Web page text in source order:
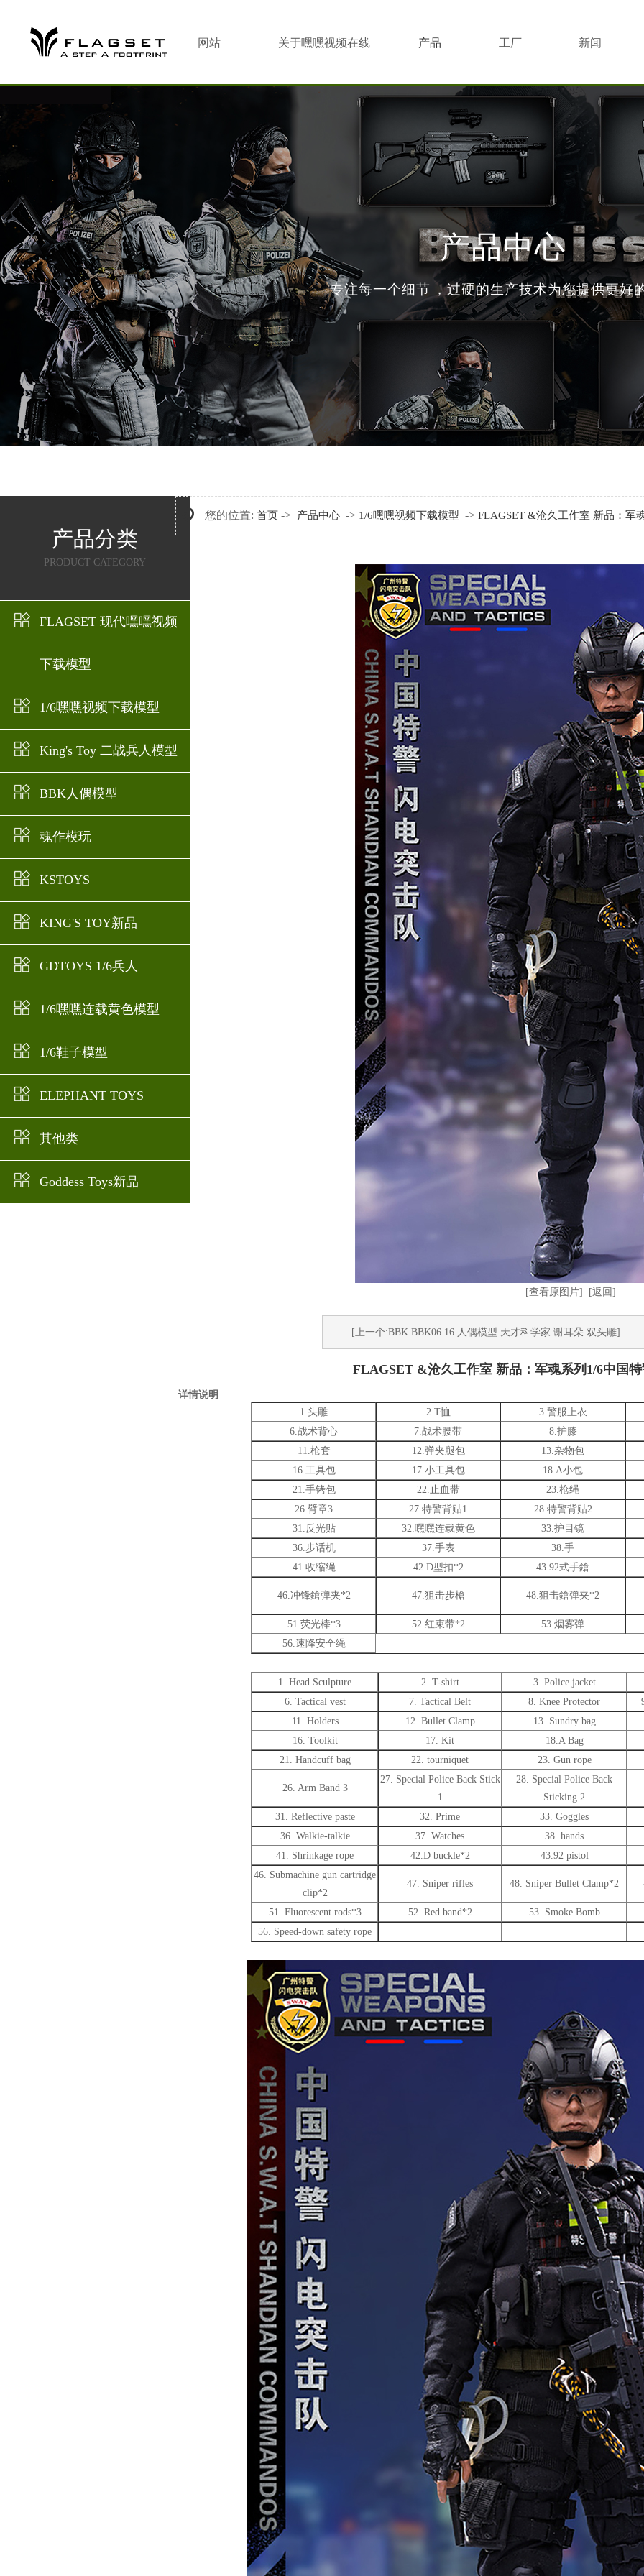
网站 关于嘿嘿视频在线
观看
产品
中心
工厂 新闻
中心
产品中心
专注每一个细节，过硬的生产技术为您提供更好
产品分类
PRODUCT CATEGORY
FLAGSET 现代嘿嘿视频
下载模型
1/6嘿嘿视频下载模型
King's Toy 二战兵人模型
BBK人偶模型
魂作模玩
KSTOYS
KING'S TOY新品
GDTOYS 1/6兵人
1/6嘿嘿连载黄色模型
1/6鞋子模型
ELEPHANT TOYS
其他类
Goddess Toys新品
您的位置: 首页 -> 产品中心 -> 1/6嘿嘿视频下载模型 -> FLAGSET &沧久工作室 新品：
[查看原图片] [返回]
[上一个:BBK BBK06 16 人偶模型 天才科学家 谢耳朵 双头雕]
FLAGSET &沧久工作室 新品：军魂系列1/6中国
详情说明
1.头雕
2.T恤
3.警服上衣
6.战术背心
7.战术腰带
8.护膝
11.枪套
12.弹夹腿包
13.杂物包
16.工具包
17.小工具包
18.A小包
21.手铐包
22.止血带
23.枪绳
26.臂章3
27.特警背贴1
28.特警背贴2
31.反光贴
32.嘿嘿连载黄色
33.护目镜
36.步话机
37.手表
38.手
41.收缩绳
42.D型扣*2 43.92式手鎗
46.冲锋鎗弹夹*2 47.狙击步槍 48.狙击鎗弹夹*2
51.荧光棒*3 52.红束带*2
53.烟雾弹
56.速降安全绳
1. Head Sculpture 2. T-shirt
3. Police jacket
6. Tactical vest
7. Tactical Belt 8. Knee Protector
11. Holders
12. Bullet Clamp
13. Sundry bag
16. Toolkit
17. Kit
18.A Bag
21. Handcuff bag
22. tourniquet 23. Gun rope
26. Arm Band 3
27. Special Police Back Stick
1
28. Special Police Back
Sticking 2
31. Reflective paste
32. Prime
33. Goggles
36. Walkie-talkie
37. Watches
38. hands
41. Shrinkage rope
42.D buckle*2
43.92 pistol
46. Submachine gun cartridge
clip*2
47. Sniper rifles 48. Sniper Bullet Clamp*2
51. Fluorescent rods*3 52. Red band*2
53. Smoke Bomb
56. Speed-down safety rope